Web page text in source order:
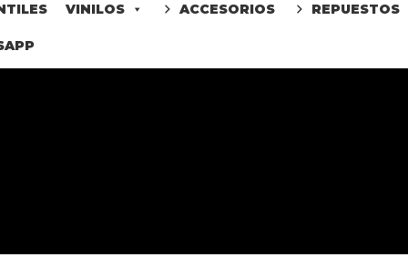
VINILOS ACCESORIOS REPUESTOS